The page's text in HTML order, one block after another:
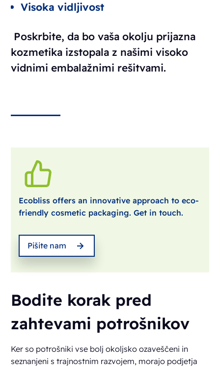
Visoka vidljivost
Poskrbite, da bo vaša okolju prijazna
kozmetika izstopala z našimi visoko
vidnimi embalažnimi rešitvami.
Ecobliss offers an innovative approach to eco-
friendly cosmetic packaging. Get in touch.
Pišite nam
Bodite korak pred
zahtevami potrošnikov
Ker so potrošniki vse bolj okoljsko ozaveščeni in
seznanjeni s trajnostnim razvojem, morajo podjetja